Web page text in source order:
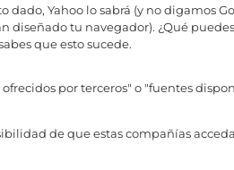
dado, Yahoo lo sabrá (y no digamos
diseñado tu navegador). ¿Qué
que esto sucede.
ofrecidos por terceros" o "fuentes
de que estas compañías